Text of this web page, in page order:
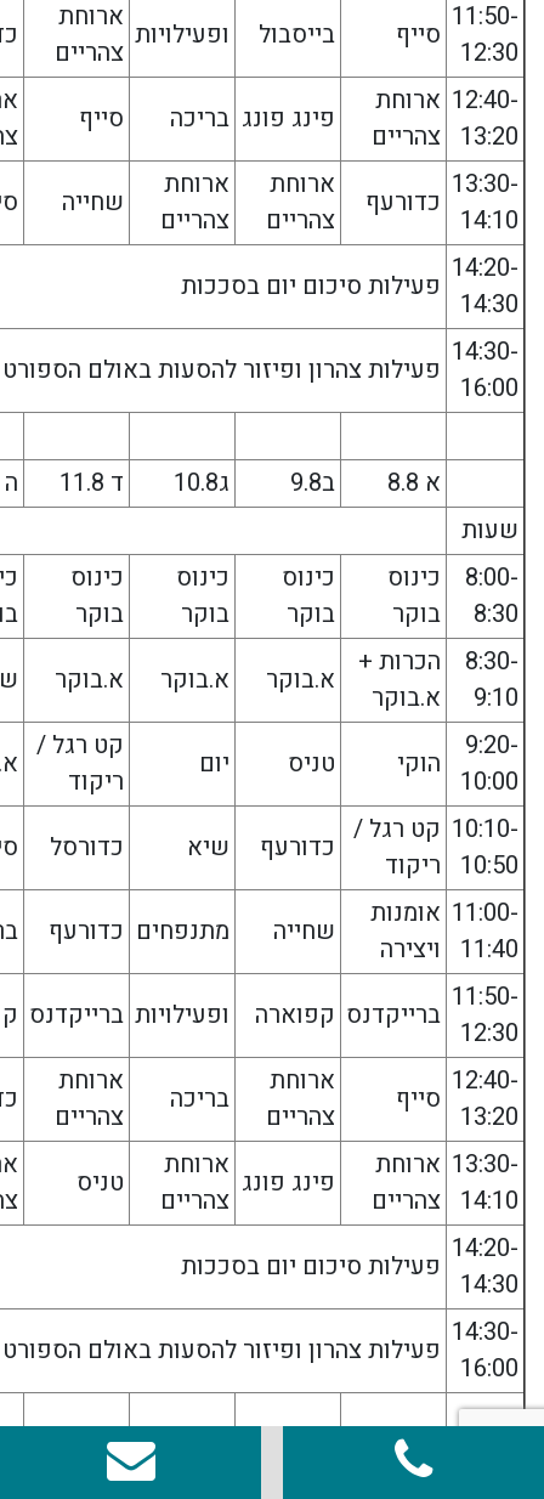
11:50-
12:30
סייף בייסבול ופעילויות
ארוחת
צהריים
12:40-
13:20
ארוחת
צהריים
פינג פונג בריכה סייף
13:30-
14:10
כדורעף
ארוחת
צהריים
ארוחת
צהריים
שחייה
14:20-
14:30
פעילות סיכום יום בסככות
14:30-
16:00
פעילות צהרון ופיזור להסעות באולם הספורט
א 8.8 ב9.8 ג10.8 ד 11.8
ה 12.8
שעות
8:00-
8:30
כינוס
בוקר
כינוס
בוקר
כינוס
בוקר
כינוס
בוקר
8:30-
9:10
הכרות +
א.בוקר
א.בוקר א.בוקר א.בוקר
9:20-
10:00
הוקי טניס יום
קט רגל /
ריקוד
10:10-
10:50
קט רגל /
ריקוד
כדורעף שיא כדורסל
11:00-
11:40
אומנות
ויצירה
שחייה מתנפחים כדורעף
11:50-
12:30
ברייקדנס קפוארה ופעילויות ברייקדנס
12:40-
13:20
סייף
ארוחת
צהריים
בריכה
ארוחת
צהריים
13:30-
14:10
ארוחת
צהריים
פינג פונג
ארוחת
צהריים
טניס
14:20-
14:30
פעילות סיכום יום בסככות
14:30-
16:00
פעילות צהרון ופיזור להסעות באולם הספורט
א 8.8 ד 11.8